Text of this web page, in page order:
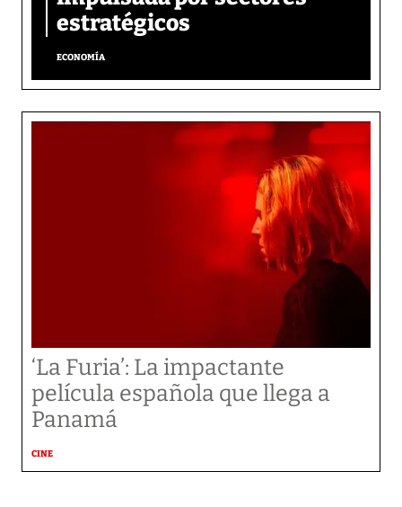
estratégicos
ECONOMÍA
‘La Furia’: La impactante
película española que llega a
Panamá
CINE